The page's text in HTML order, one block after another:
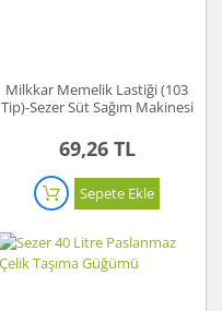
Milkkar Memelik Lastiği (103
Tip)-Sezer Süt Sağım Makinesi
69,26 TL
Sepete Ekle